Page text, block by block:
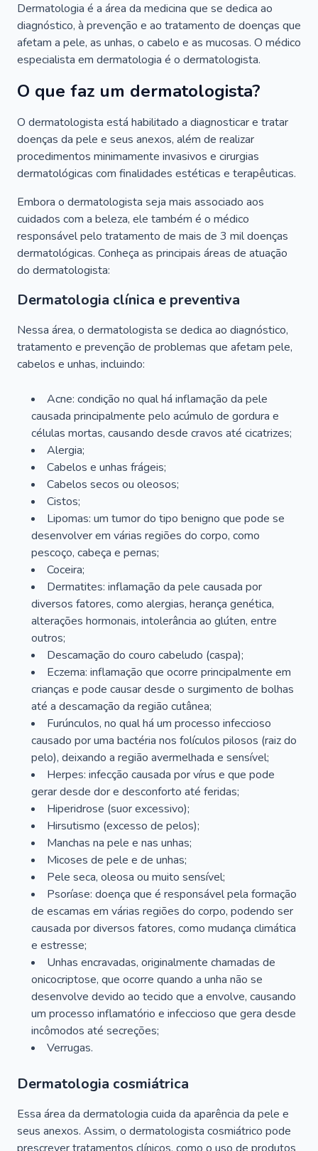
Dermatologia é a área da medicina que se dedica ao
diagnóstico, à prevenção e ao tratamento de doenças que
afetam a pele, as unhas, o cabelo e as mucosas. O médico
especialista em dermatologia é o dermatologista.
O que faz um dermatologista?
O dermatologista está habilitado a diagnosticar e tratar
doenças da pele e seus anexos, além de realizar
procedimentos minimamente invasivos e cirurgias
dermatológicas com finalidades estéticas e terapêuticas.
Embora o dermatologista seja mais associado aos
cuidados com a beleza, ele também é o médico
responsável pelo tratamento de mais de 3 mil doenças
dermatológicas. Conheça as principais áreas de atuação
do dermatologista:
Dermatologia clínica e preventiva
Nessa área, o dermatologista se dedica ao diagnóstico,
tratamento e prevenção de problemas que afetam pele,
cabelos e unhas, incluindo:
Acne: condição no qual há inflamação da pele
causada principalmente pelo acúmulo de gordura e
células mortas, causando desde cravos até cicatrizes;
Alergia;
Cabelos e unhas frágeis;
Cabelos secos ou oleosos;
Cistos;
Lipomas: um tumor do tipo benigno que pode se
desenvolver em várias regiões do corpo, como
pescoço, cabeça e pernas;
Coceira;
Dermatites: inflamação da pele causada por
diversos fatores, como alergias, herança genética,
alterações hormonais, intolerância ao glúten, entre
outros;
Descamação do couro cabeludo (caspa);
Eczema: inflamação que ocorre principalmente em
crianças e pode causar desde o surgimento de bolhas
até a descamação da região cutânea;
Furúnculos, no qual há um processo infeccioso
causado por uma bactéria nos folículos pilosos (raiz do
pelo), deixando a região avermelhada e sensível;
Herpes: infecção causada por vírus e que pode
gerar desde dor e desconforto até feridas;
Hiperidrose (suor excessivo);
Hirsutismo (excesso de pelos);
Manchas na pele e nas unhas;
Micoses de pele e de unhas;
Pele seca, oleosa ou muito sensível;
Psoríase: doença que é responsável pela formação
de escamas em várias regiões do corpo, podendo ser
causada por diversos fatores, como mudança climática
e estresse;
Unhas encravadas, originalmente chamadas de
onicocriptose, que ocorre quando a unha não se
desenvolve devido ao tecido que a envolve, causando
um processo inflamatório e infeccioso que gera desde
incômodos até secreções;
Verrugas.
Dermatologia cosmiátrica
Essa área da dermatologia cuida da aparência da pele e
seus anexos. Assim, o dermatologista cosmiátrico pode